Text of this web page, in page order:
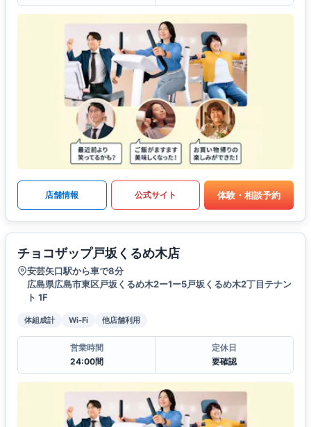
店舗情報 公式サイト 体験・相談予約
チョコザップ戸坂くるめ木店
安芸矢口駅から車で8分
広島県広島市東区戸坂くるめ木2ー1ー5戸坂くるめ木2丁目テナン
ト 1F
体組成計 Wi-Fi 他店舗利用
営業時間
24:00間
定休日
要確認